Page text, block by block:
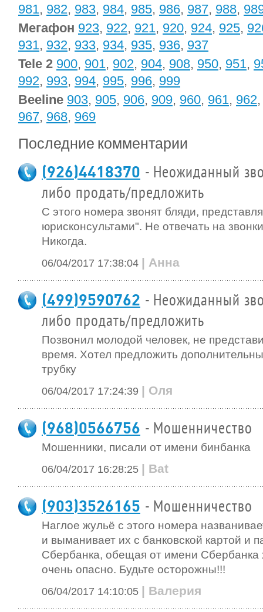
981, 982, 983, 984, 985, 986, 987, 988,
Мегафон 923, 922, 921, 920, 924, 925,
931, 932, 933, 934, 935, 936, 937
Tele 2 900, 901, 902, 904, 908, 950, 951,
992, 993, 994, 995, 996, 999
Beeline 903, 905, 906, 909, 960, 961, 962
967, 968, 969
Последние комментарии
(926)4418370 - Неожиданный
либо продать/предложить
С этого номера звонят бляди,
юрисконсультами". Не отвечать на
Никогда.
06/04/2017 17:38:04 | Анна
(499)9590762 - Неожиданный
либо продать/предложить
Позвонил молодой человек, не
время. Хотел предложить
трубку
06/04/2017 17:24:39 | Оля
(968)0566756 - Мошенничество
Мошенники, писали от имени бинбанка
06/04/2017 16:28:25 | Bat
(903)3526165 - Мошенничество
Наглое жульё с этого номера
и выманивает их с банковской картой и
Сбербанка, обещая от имени Сбербанка
очень опасно. Будьте осторожны!!!
06/04/2017 14:10:05 | Валерия